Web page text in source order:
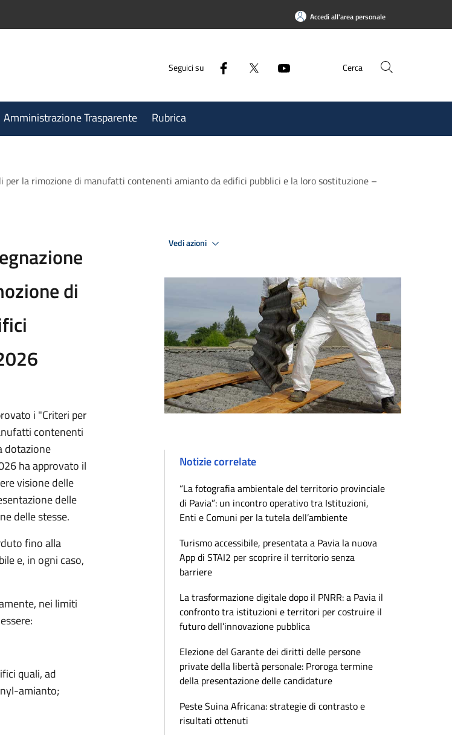
Accedi all'area personale
Seguici su Cerca
Amministrazione Trasparente Rubrica
per la rimozione di manufatti contenenti amianto da edifici pubblici e la loro sostituzione –
di
i "Criteri per
contenenti
dotazione
ha approvato il
visione delle
delle
delle stesse.
fino alla
e, in ogni caso,
nei limiti
quali, ad
amianto;
Vedi azioni
Notizie correlate
“La fotografia ambientale del territorio provinciale
di Pavia”: un incontro operativo tra Istituzioni,
Enti e Comuni per la tutela dell’ambiente
Turismo accessibile, presentata a Pavia la nuova
App di STAI2 per scoprire il territorio senza
barriere
La trasformazione digitale dopo il PNRR: a Pavia il
confronto tra istituzioni e territori per costruire il
futuro dell’innovazione pubblica
Elezione del Garante dei diritti delle persone
private della libertà personale: Proroga termine
della presentazione delle candidature
Peste Suina Africana: strategie di contrasto e
risultati ottenuti